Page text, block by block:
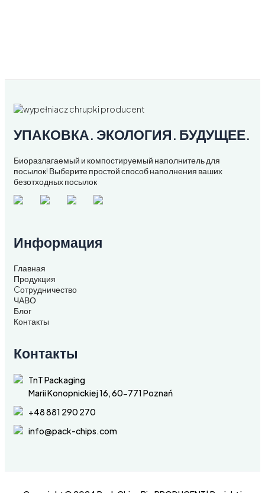
УПАКОВКА. ЭКОЛОГИЯ. БУДУЩЕЕ.
Биоразлагаемый и компостируемый наполнитель для
посылок! Выберите простой способ наполнения ваших
безотходных посылок
Информация
Главная
Продукция
Cотрудничество
ЧАВО
Блог
Контакты
Контакты
TnT Packaging
Marii Konopnickiej 16, 60-771 Poznań
+48 881 290 270
info@pack-chips.com